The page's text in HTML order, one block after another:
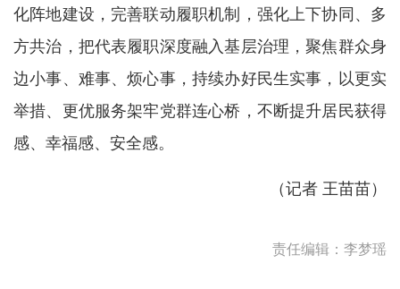
化阵地建设，完善联动履职机制，强化上下协同、多
方共治，把代表履职深度融入基层治理，聚焦群众身
边小事、难事、烦心事，持续办好民生实事，以更实
举措、更优服务架牢党群连心桥，不断提升居民获得
感、幸福感、安全感。
（记者 王苗苗）
责任编辑：李梦瑶